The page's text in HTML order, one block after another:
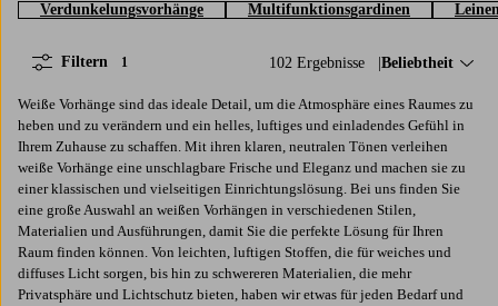
Verdunkelungsvorhänge Multifunktionsgardinen
102 Ergebnisse Sortieren nach:
Beliebtheit
Filtern 1
Weiße Vorhänge sind das ideale Detail, um die Atmosphäre eines Raumes zu
heben und zu verändern und ein helles, luftiges und einladendes Gefühl in
Ihrem Zuhause zu schaffen. Mit ihren klaren, neutralen Tönen verleihen
weiße Vorhänge eine unschlagbare Frische und Eleganz und machen sie zu
einer klassischen und vielseitigen Einrichtungslösung. Bei uns finden Sie
eine große Auswahl an weißen Vorhängen in verschiedenen Stilen,
Materialien und Ausführungen, damit Sie die perfekte Lösung für Ihren
Raum finden können. Von leichten, luftigen Stoffen, die für weiches und
diffuses Licht sorgen, bis hin zu schwereren Materialien, die mehr
Privatsphäre und Lichtschutz bieten, haben wir etwas für jeden Bedarf und